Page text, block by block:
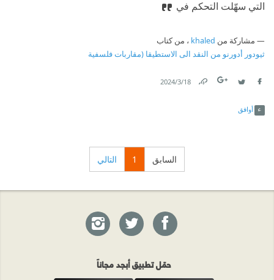
التي سهّلت التحكم في
مشاركة من khaled ، من كتاب
ثيودور أدورنو من النقد الى الاستطيقا (مقاربات فلسفية
18‏/3‏/2024
أوافق
السابق 1 التالي
حمّل تطبيق أبجد مجاناً